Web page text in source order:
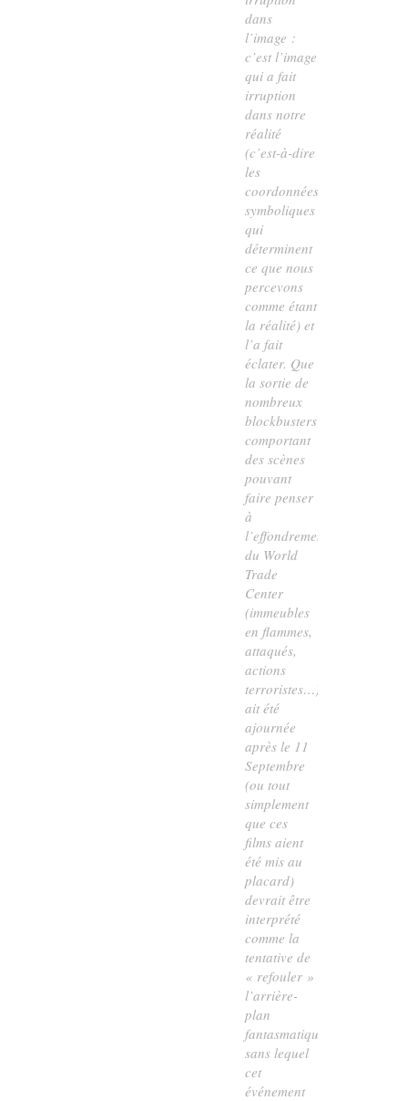
dans
l’image :
c’est l’image
qui a fait
irruption
dans notre
réalité
(c’est-à-dire
les
coordonnées
symboliques
qui
déterminent
ce que nous
percevons
comme étant
la réalité) et
l’a fait
éclater. Que
la sortie de
nombreux
blockbusters
comportant
des scènes
pouvant
faire penser
à
l’effondrement
du World
Trade
Center
(immeubles
en flammes,
attaqués,
actions
terroristes…)
ait été
ajournée
après le 11
Septembre
(ou tout
simplement
que ces
films aient
été mis au
placard)
devrait être
interprété
comme la
tentative de
« refouler »
l’arrière-
plan
fantasmatique
sans lequel
cet
événement